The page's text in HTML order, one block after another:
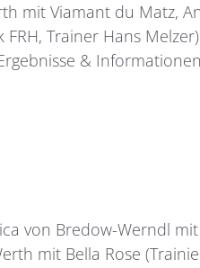
mit Viamant du Matz,
Trainer Hans
&
von Bredow-Werndl
mit Bella Rose